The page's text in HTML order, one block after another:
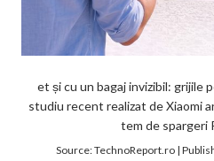
et și cu un bagaj invizibil: grijile
studiu recent realizat de Xiaomi
tem de spargeri
Source:TechnoReport.ro|